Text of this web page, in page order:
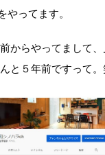
やってます。
からやってまして、
と５年前ですって